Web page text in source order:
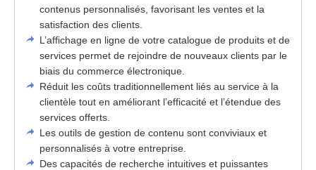
contenus personnalisés, favorisant les ventes et la
satisfaction des clients.
L’affichage en ligne de votre catalogue de produits et de
services permet de rejoindre de nouveaux clients par le
biais du commerce électronique.
Réduit les coûts traditionnellement liés au service à la
clientèle tout en améliorant l’efficacité et l’étendue des
services offerts.
Les outils de gestion de contenu sont conviviaux et
personnalisés à votre entreprise.
Des capacités de recherche intuitives et puissantes